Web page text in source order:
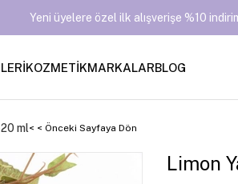
Yeni üyelere özel ilk alışverişe %10
KOZMETİKMARKALARBLOG
ml< < Önceki Sayfaya Dön
Limon